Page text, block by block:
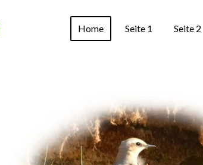
Home Seite 1 Seite 2